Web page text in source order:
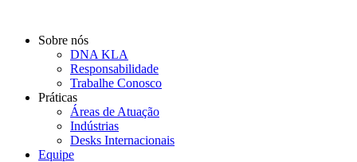
Sobre nós
DNA KLA
Responsabilidade
Trabalhe Conosco
Práticas
Áreas de Atuação
Indústrias
Desks Internacionais
Equipe